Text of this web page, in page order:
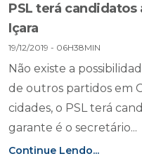
PSL terá
Içara
19/12/2019 - 06H38MIN
Não existe a
de outros partidos em
cidades, o PSL terá
garante é o secretário...
Continue Lendo...